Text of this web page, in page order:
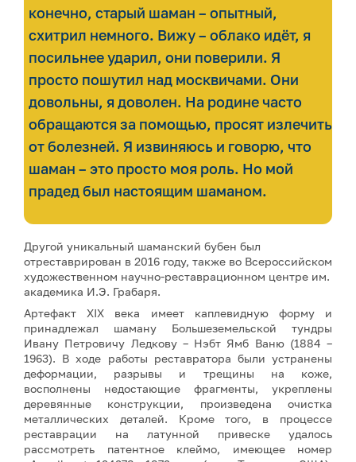
конечно, старый шаман – опытный,
схитрил немного. Вижу – облако идёт, я
посильнее ударил, они поверили. Я
просто пошутил над москвичами. Они
довольны, я доволен. На родине часто
обращаются за помощью, просят излечить
от болезней. Я извиняюсь и говорю, что
шаман – это просто моя роль. Но мой
прадед был настоящим шаманом.
Другой уникальный шаманский бубен был
отреставрирован в 2016 году, также во Всероссийском
художественном научно-реставрационном центре им.
академика И.Э. Грабаря.
Артефакт XIX века имеет каплевидную форму и
принадлежал шаману Большеземельской тундры
Ивану Петровичу Ледкову – Нэбт Ямб Ваню (1884 –
1963). В ходе работы реставратора были устранены
деформации, разрывы и трещины на коже,
восполнены недостающие фрагменты, укреплены
деревянные конструкции, произведена очистка
металлических деталей. Кроме того, в процессе
реставрации на латунной привеске удалось
рассмотреть патентное клеймо, имеющее номер